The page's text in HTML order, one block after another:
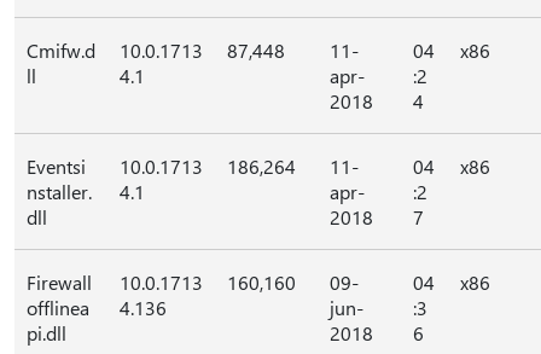
Cmifw.d
ll
10.0.1713
4.1
87,448
11-
apr-
2018
04
:2
4
x86
Eventsi
nstaller.
dll
10.0.1713
4.1
186,264
11-
apr-
2018
04
:2
7
x86
Firewall
offlinea
pi.dll
10.0.1713
4.136
160,160
09-
jun-
2018
04
:3
6
x86